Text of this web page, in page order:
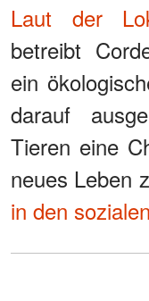
Laut der
betreibt
ein
darauf
Tieren eine
neues Leben
in den